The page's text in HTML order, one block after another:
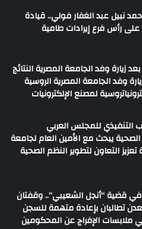
نبيل عبد الغفار فولي.. قيادة
على رأس فرع إيرادات طامية
بعد زيارة وفد الجامعة المصرية النتائج
وفد الجامعة المصرية الروسية
لمصنع الإلكترونيات
التنفيذي للمجلس العربي
يبحث مع الأمين العام لجامعة
تعزيز التعاون لتطوير النظم الصحية
قضية “أنجل الشعيبي”.. وقفتان
تطالبان بإعادة متهمة للسجن
ملابسات الإفراج عن المحكومين